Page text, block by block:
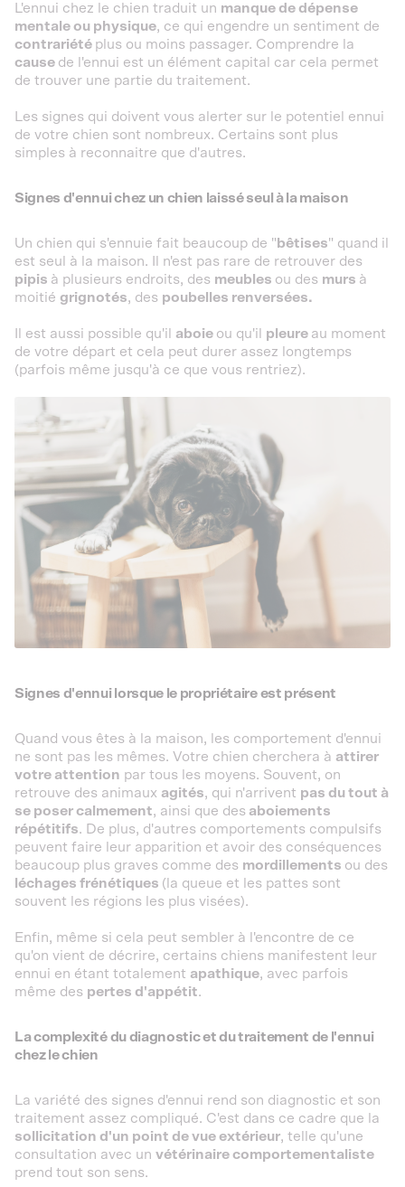
L'ennui chez le chien traduit un manque de dépense
mentale ou physique, ce qui engendre un sentiment de
contrariété plus ou moins passager. Comprendre la
cause de l'ennui est un élément capital car cela permet
de trouver une partie du traitement.
Les signes qui doivent vous alerter sur le potentiel ennui
de votre chien sont nombreux. Certains sont plus
simples à reconnaitre que d'autres.
Signes d'ennui chez un chien laissé seul à la maison
Un chien qui s'ennuie fait beaucoup de " bêtises" quand il
est seul à la maison. Il n'est pas rare de retrouver des
pipis à plusieurs endroits, des meubles ou des murs à
moitié grignotés, des poubelles renversées.
Il est aussi possible qu'il aboie ou qu'il pleure au moment
de votre départ et cela peut durer assez longtemps
(parfois même jusqu'à ce que vous rentriez).
Signes d'ennui lorsque le propriétaire est présent
Quand vous êtes à la maison, les comportement d'ennui
ne sont pas les mêmes. Votre chien cherchera à attirer
votre attention par tous les moyens. Souvent, on
retrouve des animaux agités, qui n'arrivent pas du tout à
se poser calmement, ainsi que des aboiements
répétitifs. De plus, d'autres comportements compulsifs
peuvent faire leur apparition et avoir des conséquences
beaucoup plus graves comme des mordillements ou des
léchages frénétiques (la queue et les pattes sont
souvent les régions les plus visées).
Enfin, même si cela peut sembler à l'encontre de ce
qu'on vient de décrire, certains chiens manifestent leur
ennui en étant totalement apathique, avec parfois
même des pertes d'appétit.
La complexité du diagnostic et du traitement de l'ennui
chez le chien
La variété des signes d'ennui rend son diagnostic et son
traitement assez compliqué. C'est dans ce cadre que la
sollicitation d'un point de vue extérieur, telle qu'une
consultation avec un vétérinaire comportementaliste
prend tout son sens.